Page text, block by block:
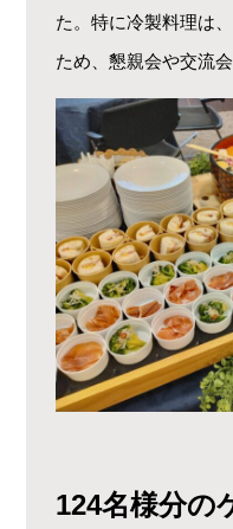
た。特に冷製料理は
ため、懇親会や交流
124名様分の